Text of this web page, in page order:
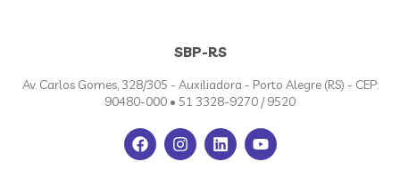
SBP-RS
Av. Carlos Gomes, 328/305 - Auxiliadora - Porto Alegre (RS) - CEP:
90480-000 • 51 3328-9270 / 9520